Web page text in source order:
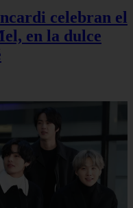
celebran el
en la dulce